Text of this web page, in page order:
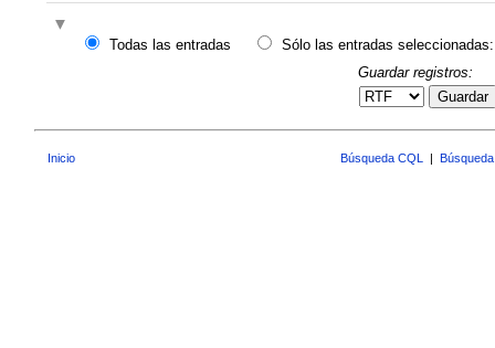
Todas las entradas
Sólo las entradas seleccionadas:
Guardar registros:
Guardar
Inicio Búsqueda CQL